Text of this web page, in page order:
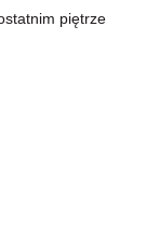
piętrze